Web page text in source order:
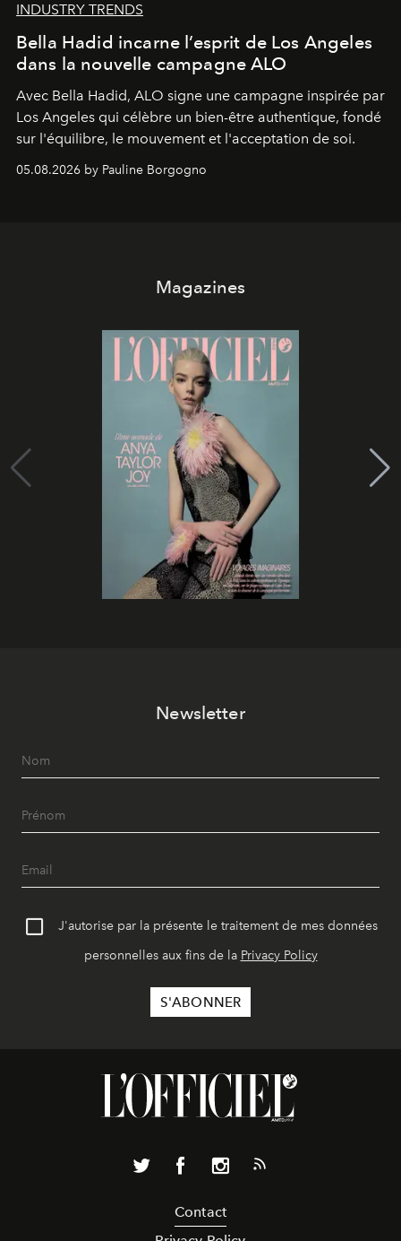
INDUSTRY TRENDS
Bella Hadid incarne l’esprit de Los Angeles
dans la nouvelle campagne ALO
Avec Bella Hadid, ALO signe une campagne inspirée par
Los Angeles qui célèbre un bien-être authentique, fondé
sur l'équilibre, le mouvement et l'acceptation de soi.
05.08.2026 by Pauline Borgogno
Magazines
Newsletter
J'autorise par la présente le traitement de mes données
personnelles aux fins de la Privacy Policy
Contact